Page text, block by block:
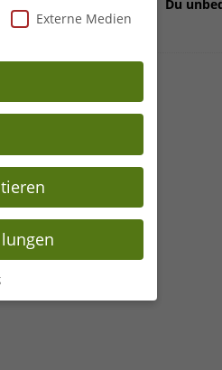
Du
Externe Medien
zu freiwilligen
um